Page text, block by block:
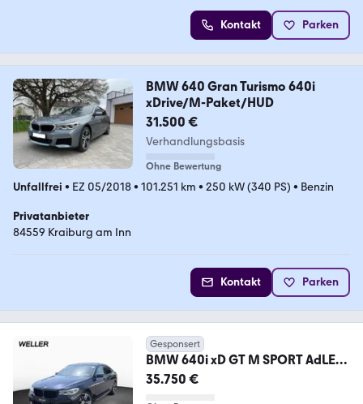
Kontakt Parken
BMW 640 Gran Turismo 640i
xDrive/M-Paket/HUD
31.500 €
Verhandlungsbasis
Ohne Bewertung
Unfallfrei • EZ 05/2018• 101.251 km • 250 kW (340 PS) • Benzin
Privatanbieter
84559 Kraiburg am Inn
Kontakt Parken
Gesponsert
BMW 640i xD GT M SPORT AdLED
DA+ 360° Pano Sthz AHK
35.750 €